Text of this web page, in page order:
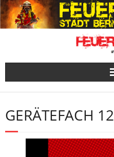
Skip
to
content
GERÄTEFACH 12